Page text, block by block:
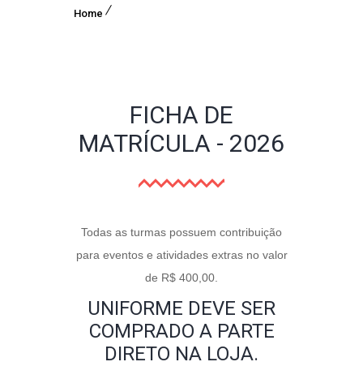
Home
FICHA DE
MATRÍCULA - 2026
Ficha
de
2026
Todas as turmas possuem contribuição
para eventos e atividades extras no valor
de R$ 400,00.
UNIFORME DEVE SER
COMPRADO A PARTE
DIRETO NA LOJA.
Se você
é
deixe
este
campo